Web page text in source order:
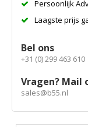
Persoonlijk
Laagste prijs
Bel ons
+31 (0) 299 463 610
Vragen? Mail
sales@b55.nl